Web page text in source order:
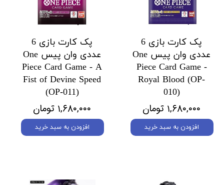
پک کارت بازی 6
عددی وان پیس One
Piece Card Game -
Royal Blood (OP-
010)
۱,۶۸۰,۰۰۰ تومان
افزودن به سبد خرید
پک کارت بازی 6
عددی وان پیس One
Piece Card Game - A
Fist of Devine Speed
(OP-011)
۱,۶۸۰,۰۰۰ تومان
افزودن به سبد خرید